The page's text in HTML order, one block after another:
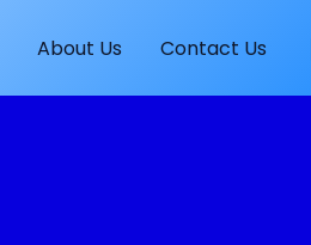
About Us Contact Us